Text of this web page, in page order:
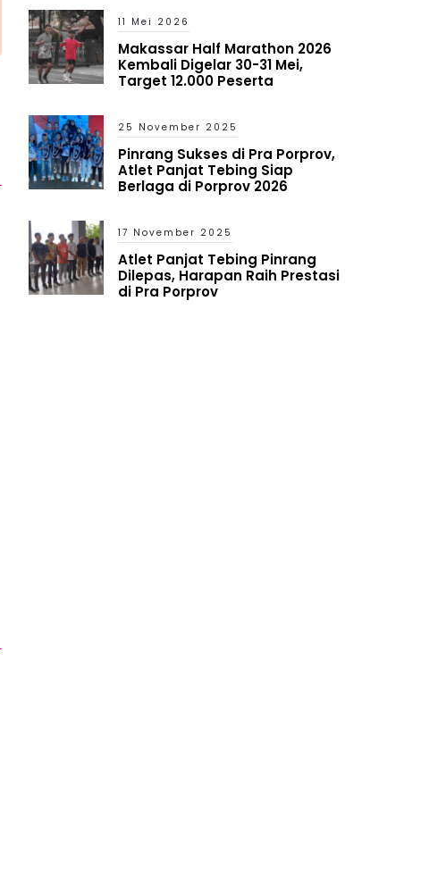
11 Mei 2026
Makassar Half Marathon 2026
Kembali Digelar 30-31 Mei,
Target 12.000 Peserta
25 November 2025
Pinrang Sukses di Pra Porprov,
Atlet Panjat Tebing Siap
Berlaga di Porprov 2026
17 November 2025
Atlet Panjat Tebing Pinrang
Dilepas, Harapan Raih Prestasi
di Pra Porprov